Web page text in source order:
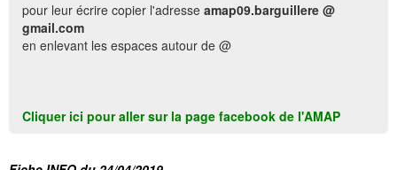
pour leur écrire copier l'adresse amap09.barguillere @
gmail.com
en enlevant les espaces autour de @
Cliquer ici pour aller sur la page facebook de l'AMAP